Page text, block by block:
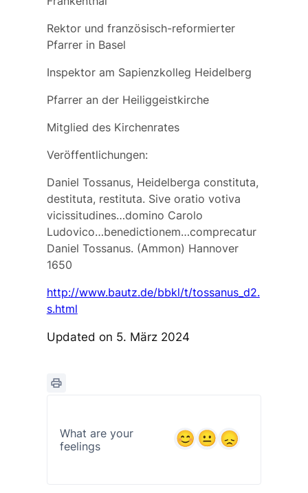
Rektor und französisch-reformierter
Pfarrer in Basel
Inspektor am Sapienzkolleg Heidelberg
Pfarrer an der Heiliggeistkirche
Mitglied des Kirchenrates
Veröffentlichungen:
Daniel Tossanus, Heidelberga constituta,
destituta, restituta. Sive oratio votiva
vicissitudines…domino Carolo
Ludovico…benedictionem…comprecatur
Daniel Tossanus. (Ammon) Hannover
1650
http://www.bautz.de/bbkl/t/tossanus_d2.
s.html
Updated on 5. März 2024
What are your
feelings